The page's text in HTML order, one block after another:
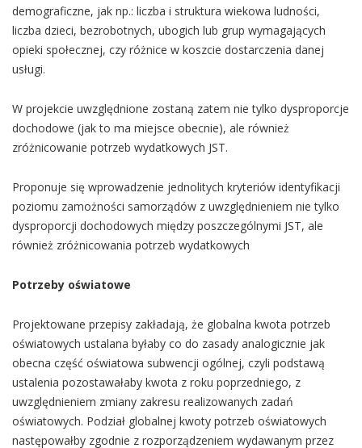
demograficzne, jak np.: liczba i struktura wiekowa ludności,
liczba dzieci, bezrobotnych, ubogich lub grup wymagających
opieki społecznej, czy różnice w koszcie dostarczenia danej
usługi.
W projekcie uwzględnione zostaną zatem nie tylko dysproporcje
dochodowe (jak to ma miejsce obecnie), ale również
zróżnicowanie potrzeb wydatkowych JST.
Proponuje się wprowadzenie jednolitych kryteriów identyfikacji
poziomu zamożności samorządów z uwzględnieniem nie tylko
dysproporcji dochodowych między poszczególnymi JST, ale
również zróżnicowania potrzeb wydatkowych
Potrzeby oświatowe
Projektowane przepisy zakładają, że globalna kwota potrzeb
oświatowych ustalana byłaby co do zasady analogicznie jak
obecna część oświatowa subwencji ogólnej, czyli podstawą
ustalenia pozostawałaby kwota z roku poprzedniego, z
uwzględnieniem zmiany zakresu realizowanych zadań
oświatowych. Podział globalnej kwoty potrzeb oświatowych
następowałby zgodnie z rozporządzeniem wydawanym przez